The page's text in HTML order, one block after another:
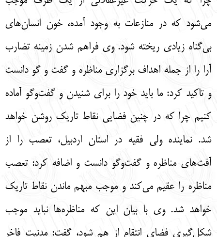
می‌شود که در منازعات به وجود آمده، خون انسان‌های
بی‌گناه زیادی ریخته شود. وی فراهم شدن زمینه تضارب
آرا را از جمله اهداف برگزاری مناظره و گفت و گو دانست
و تاکید کرد: ما باید خود را برای شنیدن و گفت‌وگو آماده
کنیم چرا که در چنین فضایی نقاط تاریک روشن خواهد
شد. نماینده ولی فقیه در استان اردبیل، تعصب را از
آفت‌های مناظره و گفت‌وگو دانست و اضافه کرد: تعصب
مناظره را عقیم می‌کند و موجب مبهم ماندن نقاط تاریک
خواهد شد. وی با بیان این که مناظره‌ها نباید موجب
شکل‌گیری فضای انتقام از هم شود، گفت: مدنیت فاخر